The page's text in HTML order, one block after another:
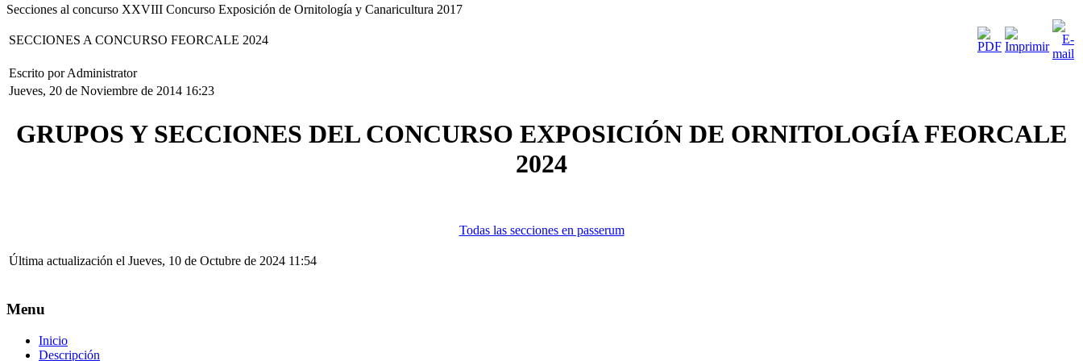
Secciones al concurso XXVIII Concurso Exposición de Ornitología y Canaricultura 2017
SECCIONES A CONCURSO FEORCALE 2024
Escrito por Administrator
Jueves, 20 de Noviembre de 2014 16:23
GRUPOS Y SECCIONES DEL CONCURSO EXPOSICIÓN DE ORNITOLOGÍA FEORCALE
2024
Todas las secciones en passerum
Última actualización el Jueves, 10 de Octubre de 2024 11:54
Menu
Inicio
Descripción